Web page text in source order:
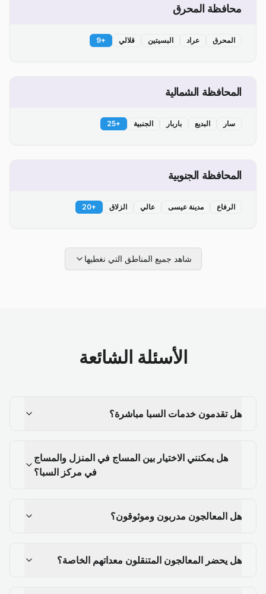
محافظة المحرق
المحرق عراد البسيتين قلالي +
9
المحافظة الشمالية
سار البديع باربار الجنبية +
25
المحافظة الجنوبية
الرفاع مدينة عيسى عالي الزلاق +
20
شاهد جميع المناطق التي نغطيها
الأسئلة الشائعة
هل تقدمون خدمات السبا مباشرة؟
هل يمكنني الاختيار بين المساج في المنزل والمساج
في مركز السبا؟
هل المعالجون مدربون وموثوقون؟
هل يحضر المعالجون المتنقلون معداتهم الخاصة؟